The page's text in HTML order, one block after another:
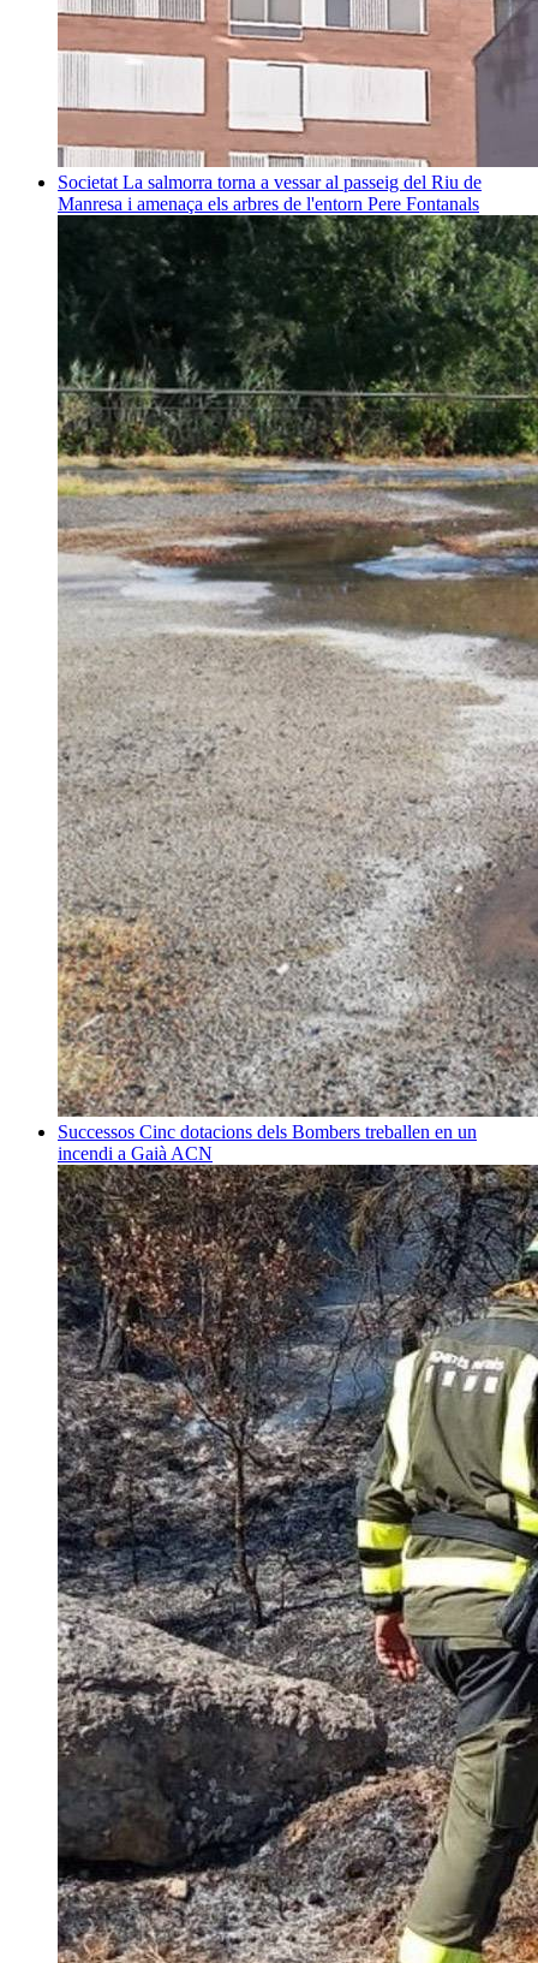
Societat La salmorra torna a vessar al passeig del Riu de
Manresa i amenaça els arbres de l'entorn Pere Fontanals
Successos Cinc dotacions dels Bombers treballen en un
incendi a Gaià ACN